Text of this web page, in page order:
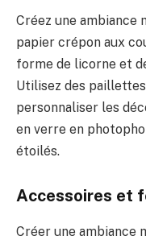
Créez une ambiance
papier crépon aux
forme de licorne et
Utilisez des
personnaliser les
en verre en
étoilés.
Accessoires et
Créer une ambiance